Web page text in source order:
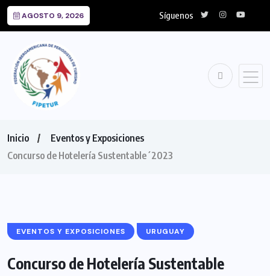
AGOSTO 9, 2026 Síguenos
Inicio
Eventos y Exposiciones
Concurso de Hotelería Sustentable´2023
EVENTOS Y EXPOSICIONES URUGUAY
Concurso de Hotelería Sustentable